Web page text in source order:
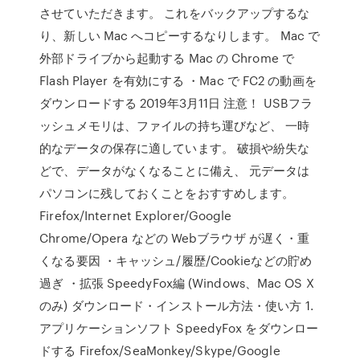
させていただきます。 これをバックアップするな
り、新しい Mac へコピーするなりします。 Mac で
外部ドライブから起動する Mac の Chrome で
Flash Player を有効にする ・Mac で FC2 の動画を
ダウンロードする 2019年3月11日 注意！ USBフラ
ッシュメモリは、ファイルの持ち運びなど、 一時
的なデータの保存に適しています。 破損や紛失な
どで、データがなくなることに備え、 元データは
パソコンに残しておくことをおすすめします。
Firefox/Internet Explorer/Google
Chrome/Opera などの Webブラウザ が遅く・重
くなる要因 ・キャッシュ/履歴/Cookieなどの貯め
過ぎ ・拡張 SpeedyFox編 (Windows、Mac OS X
のみ) ダウンロード・インストール方法・使い方 1.
アプリケーションソフト SpeedyFox をダウンロー
ドする Firefox/SeaMonkey/Skype/Google